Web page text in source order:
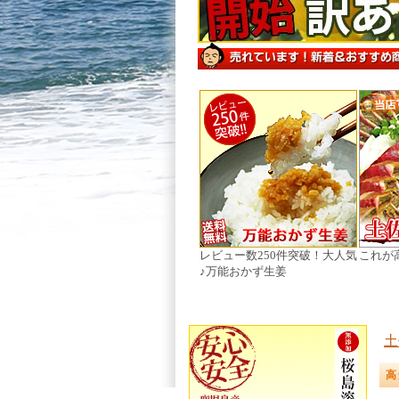
レビュー数250件突破！大人気
♪万能おかず生姜
これが